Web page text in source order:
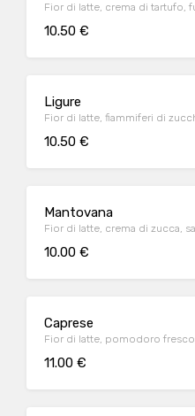
Fior di latte, crema di tartufo,
10.50 €
Ligure
Fior di latte, fiammiferi di
10.50 €
Mantovana
Fior di latte, crema di zucca,
10.00 €
Caprese
Fior di latte, pomodoro
11.00 €